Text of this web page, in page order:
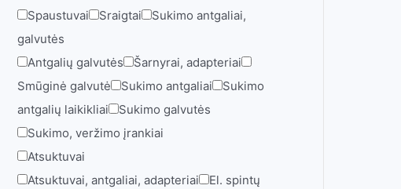
Spaustuvai
Sraigtai
Sukimo antgaliai,
galvutės
Antgalių galvutės
Šarnyrai, adapteriai
Smūginė galvutė
Sukimo antgaliai
Sukimo
antgalių laikikliai
Sukimo galvutės
Sukimo, veržimo įrankiai
Atsuktuvai
Atsuktuvai, antgaliai, adapteriai
El. spintų